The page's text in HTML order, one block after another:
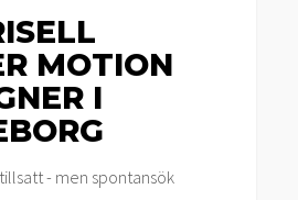
MOTION
I
- men spontansök